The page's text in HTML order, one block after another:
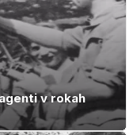
v rokah